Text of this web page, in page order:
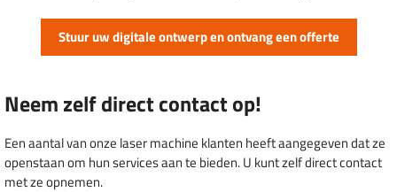
Stuur uw digitale ontwerp en ontvang een offerte
Neem zelf direct contact op!
Een aantal van onze laser machine klanten heeft aangegeven dat ze
openstaan om hun services aan te bieden. U kunt zelf direct contact
met ze opnemen.